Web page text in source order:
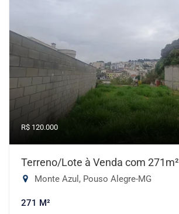
R$ 120.000
Terreno/Lote à Venda com 271m²
Monte Azul, Pouso Alegre-MG
271 M²